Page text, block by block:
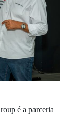
é a parceria